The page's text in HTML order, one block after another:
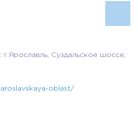
Суздальское шоссе,
oblast/